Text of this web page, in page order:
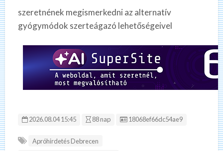
szeretnének megismerkedni az alternatív
gyógymódok szerteágazó lehetőségeivel
2026.08.04 15:45 88 nap Hirdetés ID:
18068ef66dc54ae9
Apróhirdetés Debrecen